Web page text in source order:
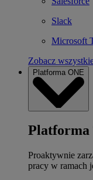
Slack
Microsoft
Zobacz
Platforma ONE
Platforma
Proaktywnie
pracy w ramach